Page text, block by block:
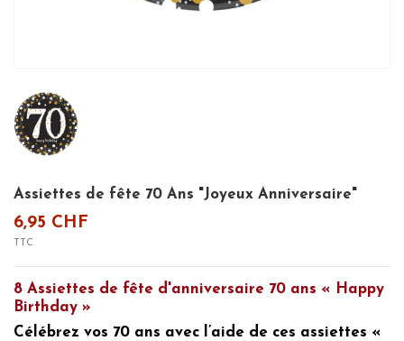
Assiettes de fête 70 Ans "Joyeux Anniversaire"
6,95 CHF
TTC
8 Assiettes de fête d'anniversaire 70 ans « Happy
Birthday »
Célébrez vos 70 ans avec l’aide de ces assiettes «